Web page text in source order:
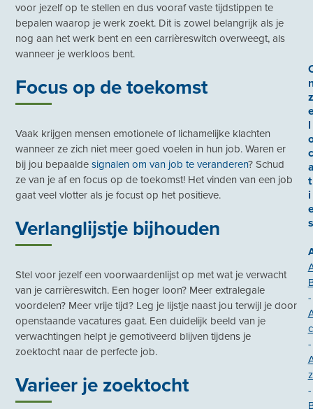
voor jezelf op te stellen en dus vooraf vaste tijdstippen te
bepalen waarop je werk zoekt. Dit is zowel belangrijk als je
nog aan het werk bent en een carrièreswitch overweegt, als
wanneer je werkloos bent.
Focus op de toekomst
Vaak krijgen mensen emotionele of lichamelijke klachten
wanneer ze zich niet meer goed voelen in hun job. Waren er
bij jou bepaaldesignalen om van job te veranderen? Schud
ze van je af en focus op de toekomst! Het vinden van een job
gaat veel vlotter als je focust op het positieve.
Verlanglijstje bijhouden
Stel voor jezelf een voorwaardenlijst op met wat je verwacht
van je carrièreswitch. Een hoger loon? Meer extralegale
voordelen? Meer vrije tijd? Leg je lijstje naast jou terwijl je door
openstaande vacatures gaat. Een duidelijk beeld van je
verwachtingen helpt je gemotiveerd blijven tijdens je
zoektocht naar de perfecte job.
Varieer je zoektocht
z
l
c
t
i
s
-
-
-